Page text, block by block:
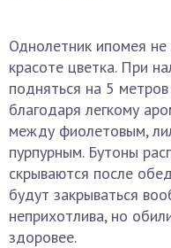
Однолетник ипомея не
красоте цветка. При
подняться на 5
благодаря легкому
между фиолетовым,
пурпурным. Бутоны
скрываются после
будут закрываться
неприхотлива, но
здоровее.